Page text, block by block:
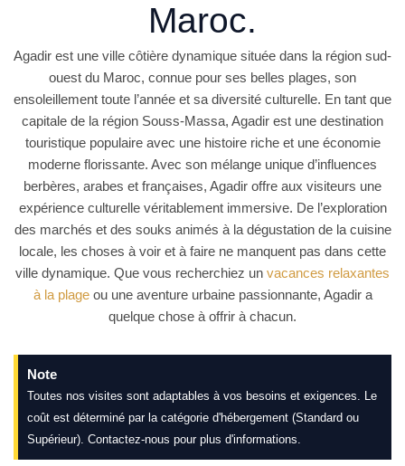
Maroc.
Agadir est une ville côtière dynamique située dans la région sud-
ouest du Maroc, connue pour ses belles plages, son
ensoleillement toute l’année et sa diversité culturelle. En tant que
capitale de la région Souss-Massa, Agadir est une destination
touristique populaire avec une histoire riche et une économie
moderne florissante. Avec son mélange unique d’influences
berbères, arabes et françaises, Agadir offre aux visiteurs une
expérience culturelle véritablement immersive. De l’exploration
des marchés et des souks animés à la dégustation de la cuisine
locale, les choses à voir et à faire ne manquent pas dans cette
ville dynamique. Que vous recherchiez un vacances relaxantes
à la plageou une aventure urbaine passionnante, Agadir a
quelque chose à offrir à chacun.
Note
Toutes nos visites sont adaptables à vos besoins et exigences. Le
coût est déterminé par la catégorie d'hébergement (Standard ou
Supérieur). Contactez-nous pour plus d'informations.